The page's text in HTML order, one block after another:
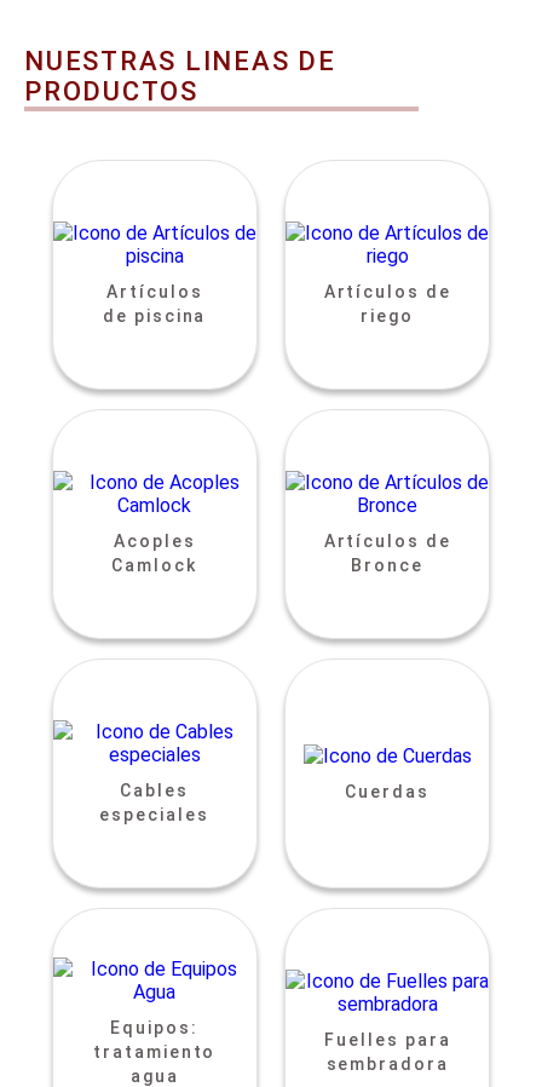
NUESTRAS LINEAS DE
PRODUCTOS
Artículos
de piscina
Artículos de
riego
Acoples
Camlock
Artículos de
Bronce
Cables
especiales
Cuerdas
Equipos:
tratamiento
agua
Fuelles para
sembradora